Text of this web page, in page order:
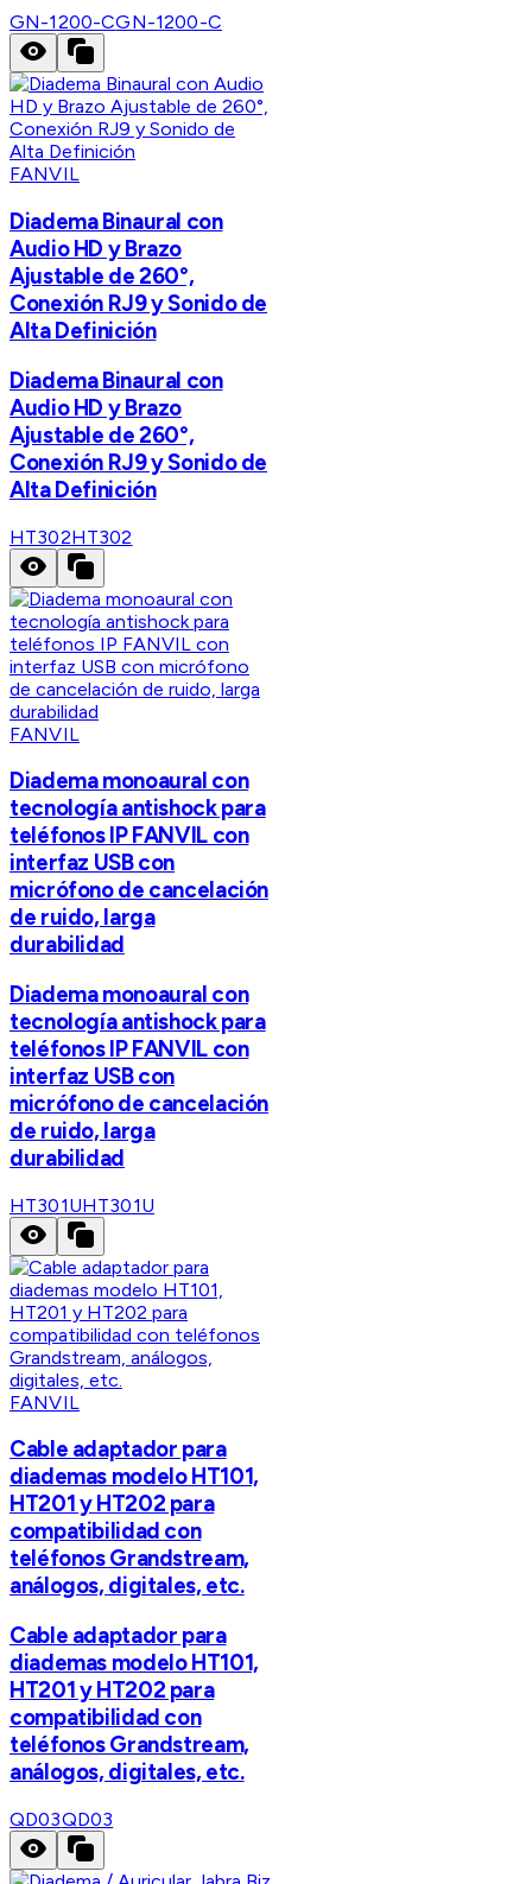
GN-1200-CGN-1200-C
FANVIL
Diadema Binaural con
Audio HD y Brazo
Ajustable de 260°,
Conexión RJ9 y Sonido de
Alta Definición
Diadema Binaural con
Audio HD y Brazo
Ajustable de 260°,
Conexión RJ9 y Sonido de
Alta Definición
HT302HT302
FANVIL
Diadema monoaural con
tecnología antishock para
teléfonos IP FANVIL con
interfaz USB con
micrófono de cancelación
de ruido, larga
durabilidad
Diadema monoaural con
tecnología antishock para
teléfonos IP FANVIL con
interfaz USB con
micrófono de cancelación
de ruido, larga
durabilidad
HT301UHT301U
FANVIL
Cable adaptador para
diademas modelo HT101,
HT201 y HT202 para
compatibilidad con
teléfonos Grandstream,
análogos, digitales, etc.
Cable adaptador para
diademas modelo HT101,
HT201 y HT202 para
compatibilidad con
teléfonos Grandstream,
análogos, digitales, etc.
QD03QD03